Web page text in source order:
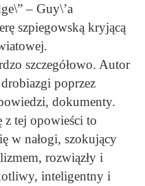
– Guy\’a
szpiegowską kryjącą
szczegółowo. Autor
poprzez
dokumenty.
z tej opowieści to
w nałogi, szokujący
rozwiązły i
inteligentny i